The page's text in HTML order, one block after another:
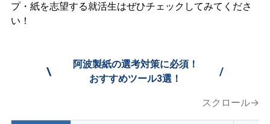
プ・紙を志望する就活生はぜひチェックしてみてくださ
い！
\
阿波製紙の選考対策に必須！
おすすめツール3選！
/
スクロール→